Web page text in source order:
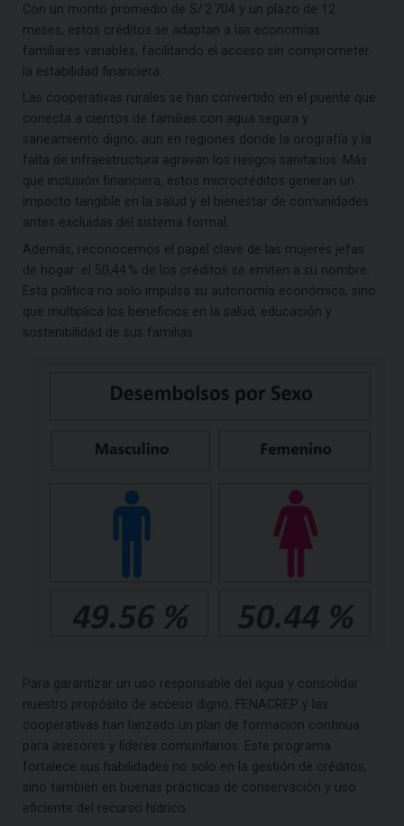
Con un monto promedio de S/ 2 704 y un plazo de 12
meses, estos créditos se adaptan a las economías
familiares variables, facilitando el acceso sin comprometer
la estabilidad financiera.
Las cooperativas rurales se han convertido en el puente que
conecta a cientos de familias con agua segura y
saneamiento digno, aun en regiones donde la orografía y la
falta de infraestructura agravan los riesgos sanitarios. Más
que inclusión financiera, estos microcréditos generan un
impacto tangible en la salud y el bienestar de comunidades
antes excluidas del sistema formal.
Además, reconocemos el papel clave de las mujeres jefas
de hogar: el 50,44 % de los créditos se emiten a su nombre.
Esta política no solo impulsa su autonomía económica, sino
que multiplica los beneficios en la salud, educación y
sostenibilidad de sus familias.
Para garantizar un uso responsable del agua y consolidar
nuestro propósito de acceso digno, FENACREP y las
cooperativas han lanzado un plan de formación continua
para asesores y líderes comunitarios. Este programa
fortalece sus habilidades no solo en la gestión de créditos,
sino también en buenas prácticas de conservación y uso
eficiente del recurso hídrico.